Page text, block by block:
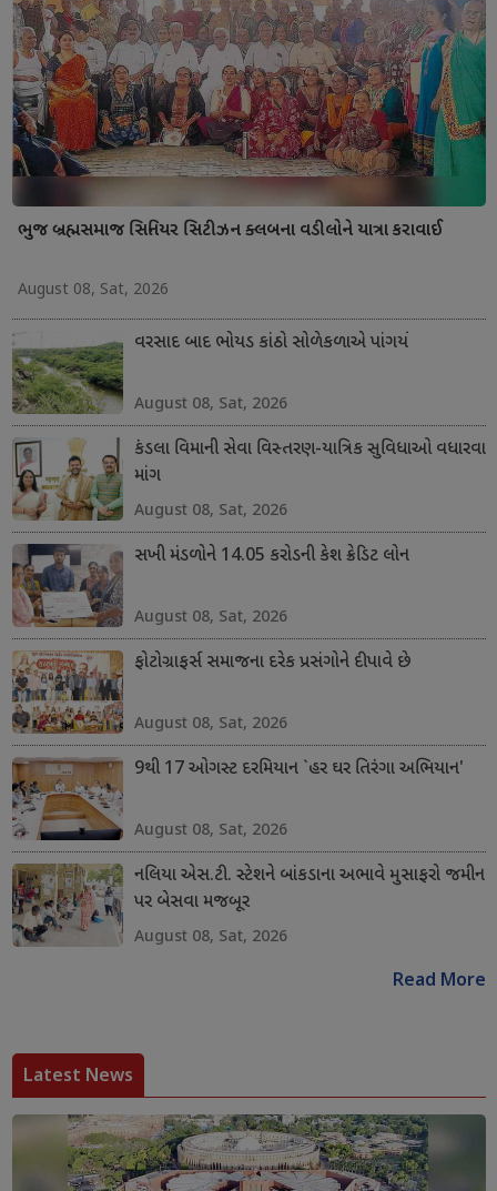
ભુજ બ્રહ્મસમાજ સિનિયર સિટીઝન ક્લબના વડીલોને યાત્રા કરાવાઈ
August 08, Sat, 2026
વરસાદ બાદ ભોયડ કાંઠો સોળેકળાએ પાંગર્યો
August 08, Sat, 2026
કંડલા વિમાની સેવા વિસ્તરણ-યાત્રિક સુવિધાઓ વધારવા
માંગ
August 08, Sat, 2026
સખી મંડળોને 14.05 કરોડની કેશ ક્રેડિટ લોન
August 08, Sat, 2026
ફોટોગ્રાફર્સ સમાજના દરેક પ્રસંગોને દીપાવે છે
August 08, Sat, 2026
9થી 17 ઓગસ્ટ દરમિયાન `હર ઘર તિરંગા અભિયાન'
August 08, Sat, 2026
નલિયા એસ.ટી. સ્ટેશને બાંકડાના અભાવે મુસાફરો જમીન
પર બેસવા મજબૂર
August 08, Sat, 2026
Read More
Latest News